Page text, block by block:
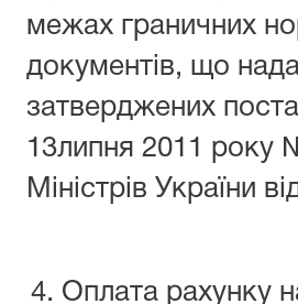
межах граничних
документів, що
затверджених
13липня 2011 року
Міністрів України
Оплата рахунку